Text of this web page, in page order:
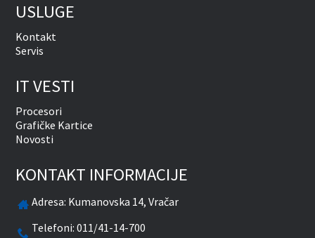
USLUGE
Kontakt
Servis
IT VESTI
Procesori
Grafičke Kartice
Novosti
KONTAKT INFORMACIJE
Adresa: Kumanovska 14, Vračar
Telefoni:011/41-14-700